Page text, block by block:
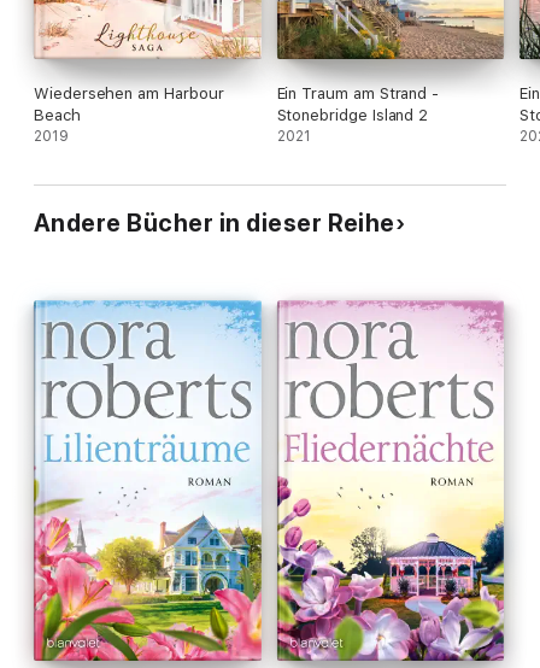
Wiedersehen am Harbour
Beach
2019
Ein Traum am Strand -
Stonebridge Island 2
2021
Andere Bücher in dieser Reihe